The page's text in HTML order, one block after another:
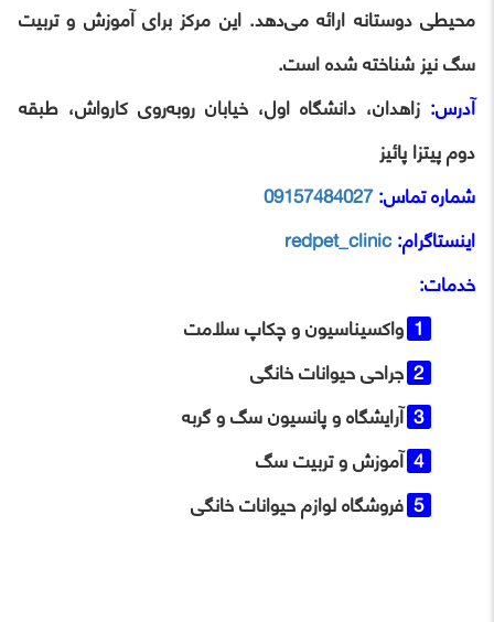
محیطی دوستانه ارائه می‌دهد. این مرکز برای آموزش و تربیت
سگ نیز شناخته شده است.
آدرس: زاهدان، دانشگاه اول، خیابان روبه‌روی کارواش، طبقه
دوم پیتزا پائیز
شماره تماس:09157484027
اینستاگرام:redpet_clinic
خدمات:
واکسیناسیون و چکاپ سلامت
جراحی حیوانات خانگی
آرایشگاه و پانسیون سگ و گربه
آموزش و تربیت سگ
فروشگاه لوازم حیوانات خانگی